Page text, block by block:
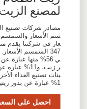
لمصنع
مصادر شركات تصنيع
سم الأسعار والسمسم
عار في شركتنا يقدم
347 السمسم
ي 56% منها عبارة
ر زيت، و11%
ينات تصنيع الغذاء
1% عبارة عن بذور زيتية.
احصل على